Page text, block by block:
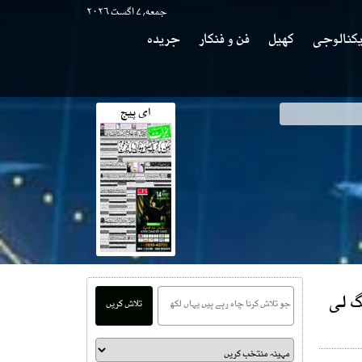
جمعه, ۷ اگست ۲۰۲۶
کھیل فن و فنکار
جریدہ
ای پیج
لی تلاش کریں